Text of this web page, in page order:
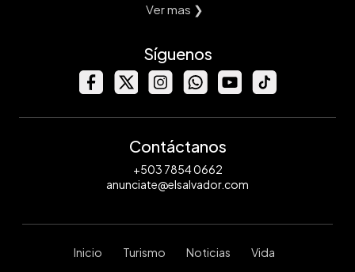
Ver mas ❯
Síguenos
Contáctanos
+503 7854 0662
anunciate@elsalvador.com
Inicio Turismo Noticias Vida